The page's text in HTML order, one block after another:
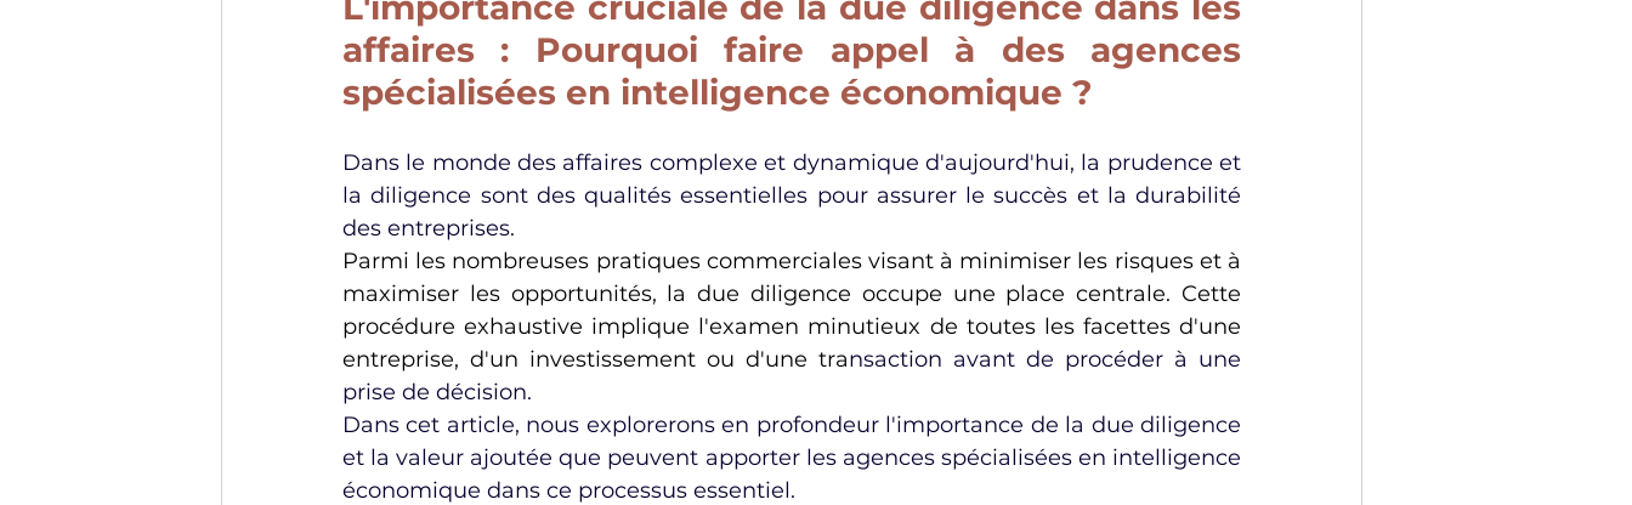
affaires : Pourquoi faire appel à des agences
spécialisées en intelligence économique ?
Dans le monde des affaires complexe et dynamique d'aujourd'hui, la prudence et
la diligence sont des qualités essentielles pour assurer le succès et la durabilité
des entreprises.
Parmi les nombreuses pratiques commerciales visant à minimiser les risques et à
maximiser les opportunités, la due diligence occupe une place centrale. Cette
procédure exhaustive implique l'examen minutieux de toutes les facettes d'une
entreprise, d'un investissement ou d'une transaction avant de procéder à une
prise de décision.
Dans cet article, nous explorerons en profondeur l'importance de la due diligence
et la valeur ajoutée que peuvent apporter les agences spécialisées en intelligence
économique dans ce processus essentiel.